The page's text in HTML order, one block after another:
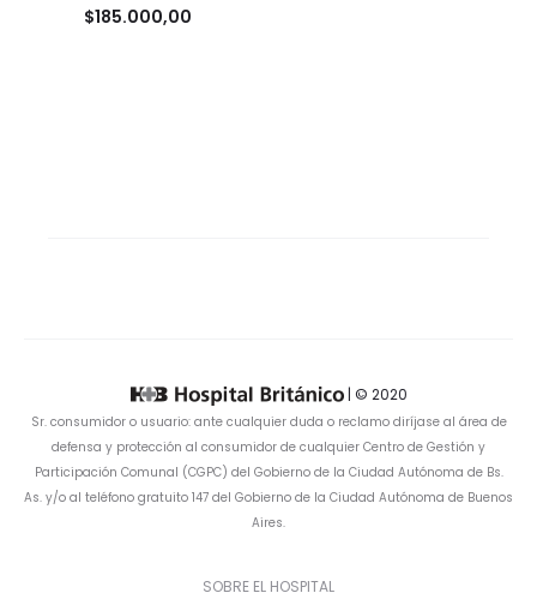
$185.000,00
| © 2020
Sr. consumidor o usuario: ante cualquier duda o reclamo diríjase al área de
defensa y protección al consumidor de cualquier Centro de Gestión y
Participación Comunal (CGPC) del Gobierno de la Ciudad Autónoma de Bs.
As. y/o al teléfono gratuito 147 del Gobierno de la Ciudad Autónoma de Buenos
Aires.
SOBRE EL HOSPITAL